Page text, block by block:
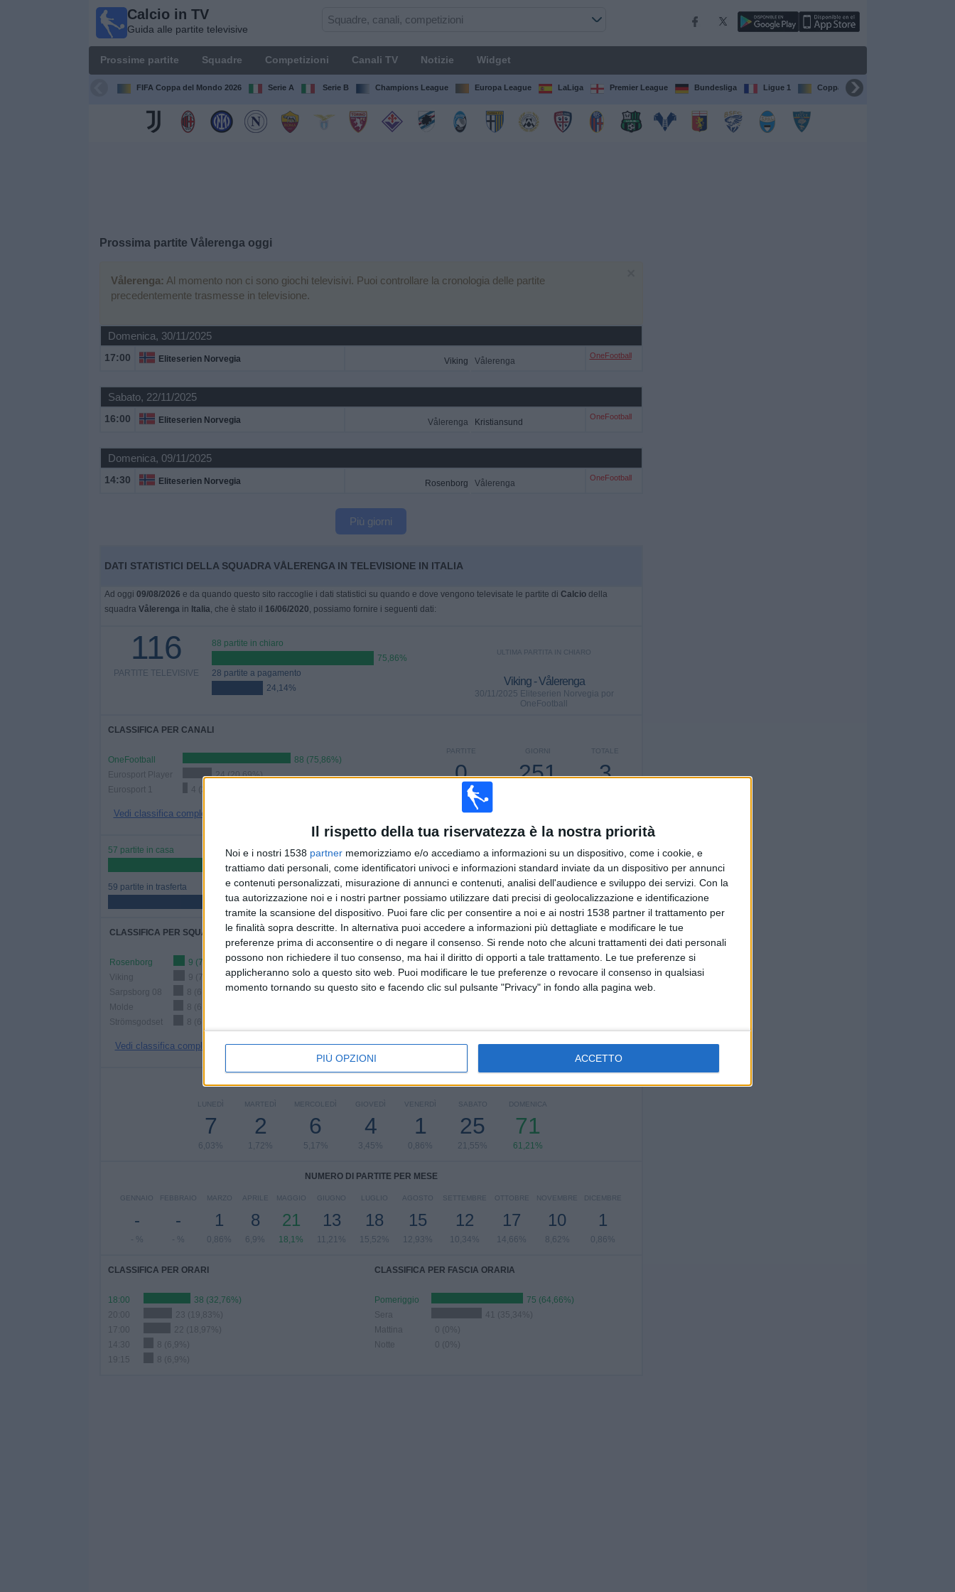
Il rispetto della tua riservatezza è la nostra priorità
Noi e i nostri 1538 partner memorizziamo e/o accediamo a informazioni su un dispositivo, come i cookie, e
trattiamo dati personali, come identificatori univoci e informazioni standard inviate da un dispositivo per annunci
e contenuti personalizzati, misurazione di annunci e contenuti, analisi dell'audience e sviluppo dei servizi. Con la
tua autorizzazione noi e i nostri partner possiamo utilizzare dati precisi di geolocalizzazione e identificazione
tramite la scansione del dispositivo. Puoi fare clic per consentire a noi e ai nostri 1538 partner il trattamento per
le finalità sopra descritte. In alternativa puoi accedere a informazioni più dettagliate e modificare le tue
preferenze prima di acconsentire o di negare il consenso. Si rende noto che alcuni trattamenti dei dati personali
possono non richiedere il tuo consenso, ma hai il diritto di opporti a tale trattamento. Le tue preferenze si
applicheranno solo a questo sito web. Puoi modificare le tue preferenze o revocare il consenso in qualsiasi
momento tornando su questo sito e facendo clic sul pulsante "Privacy" in fondo alla pagina web.
PIÙ OPZIONI ACCETTO
Calcio in TV
Guida alle partite televisive
Prossime partite Squadre Competizioni Canali TV Notizie Widget
FIFA Coppa del Mondo 2026 Serie A Serie B Champions League Europa League LaLiga Premier League Bundesliga Ligue 1 Coppa del Mondo FIFA per club
Prossima partite Vålerengaoggi
Vålerenga: Al momento non ci sono giochi televisivi. Puoi controllare la cronologia delle partite
precedentemente trasmesse in televisione.
Domenica, 30/11/2025
17:00 Eliteserien Norvegia Viking Vålerenga
OneFootball
Sabato, 22/11/2025
16:00 Eliteserien Norvegia Vålerenga Kristiansund
OneFootball
Domenica, 09/11/2025
14:30 Eliteserien Norvegia Rosenborg Vålerenga
OneFootball
Più giorni
DATI STATISTICI DELLA SQUADRA VÅLERENGA IN TELEVISIONE IN ITALIA
Ad oggi 09/08/2026 e da quando questo sito raccoglie i dati statistici su quando e dove vengono televisate le partite di Calciodella
squadra Vålerengain Italia, che è stato il 16/06/2020, possiamo fornire i seguenti dati:
116
PARTITE TELEVISIVE
88 partite in chiaro
75,86%
28 partite a pagamento
24,14%
ULTIMA PARTITA IN CHIARO
Viking - Vålerenga
30/11/2025 Eliteserien Norvegia por
OneFootball
CLASSIFICA PER CANALI
OneFootball
88 (75,86%)
Eurosport Player
24 (20,69%)
Eurosport 1
4 (3,45%)
Vedi classifica completa
TOTALE
3
GIORNI
251
PARTITE
0
CONSECUTIVE
A PAGAMENTO
57 partite in casa
49,14%
59 partite in trasferta
50,86%
TOTALE
21
AVVERSARI
MASSIMO
9
VS Rosenborg
TOTALE
1
COMPETIZIONI
CLASSIFICA PER SQUADRE
Rosenborg
9 (7,76%)
Viking
9 (7,76%)
Sarpsborg 08
8 (6,9%)
Molde
8 (6,9%)
Strömsgodset
8 (6,9%)
Vedi classifica completa
CLASSIFICA PER COMPETIZIONI
Eliteserien Norvegia 116 (100%)
Vedi classifica completa
NUMERO DI PARTITE PER GIORNO DELLA SETTIMANA
LUNEDÌ
7
6,03%
MARTEDÌ
2
1,72%
MERCOLEDÌ
6
5,17%
GIOVEDÌ
4
3,45%
VENERDÌ
1
0,86%
SABATO
25
21,55%
DOMENICA
71
61,21%
NUMERO DI PARTITE PER MESE
GENNAIO
-
- %
FEBBRAIO
-
- %
MARZO
1
0,86%
APRILE
8
6,9%
MAGGIO
21
18,1%
GIUGNO
13
11,21%
LUGLIO
18
15,52%
AGOSTO
15
12,93%
SETTEMBRE
12
10,34%
OTTOBRE
17
14,66%
NOVEMBRE
10
8,62%
DICEMBRE
1
0,86%
CLASSIFICA PER ORARI
18:00
38 (32,76%)
20:00
23 (19,83%)
17:00
22 (18,97%)
14:30
8 (6,9%)
19:15
8 (6,9%)
CLASSIFICA PER FASCIA ORARIA
Pomeriggio
75 (64,66%)
Sera
41 (35,34%)
Mattina
0 (0%)
Notte
0 (0%)